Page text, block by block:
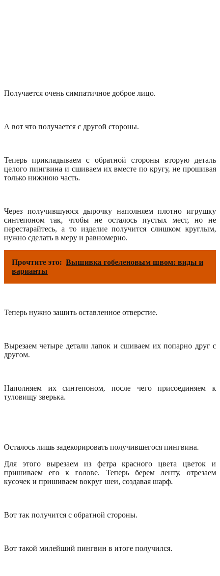
Получается очень симпатичное доброе лицо.
А вот что получается с другой стороны.
Теперь прикладываем с обратной стороны вторую деталь
целого пингвина и сшиваем их вместе по кругу, не прошивая
только нижнюю часть.
Через получившуюся дырочку наполняем плотно игрушку
синтепоном так, чтобы не осталось пустых мест, но не
перестарайтесь, а то изделие получится слишком круглым,
нужно сделать в меру и равномерно.
Прочтите это: Вышивка гобеленовым швом: виды и
варианты
Теперь нужно зашить оставленное отверстие.
Вырезаем четыре детали лапок и сшиваем их попарно друг с
другом.
Наполняем их синтепоном, после чего присоединяем к
туловищу зверька.
Осталось лишь задекорировать получившегося пингвина.
Для этого вырезаем из фетра красного цвета цветок и
пришиваем его к голове. Теперь берем ленту, отрезаем
кусочек и пришиваем вокруг шеи, создавая шарф.
Вот так получится с обратной стороны.
Вот такой милейший пингвин в итоге получился.